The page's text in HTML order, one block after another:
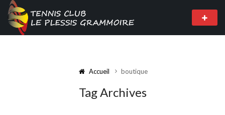
Accueil boutique
Tag Archives